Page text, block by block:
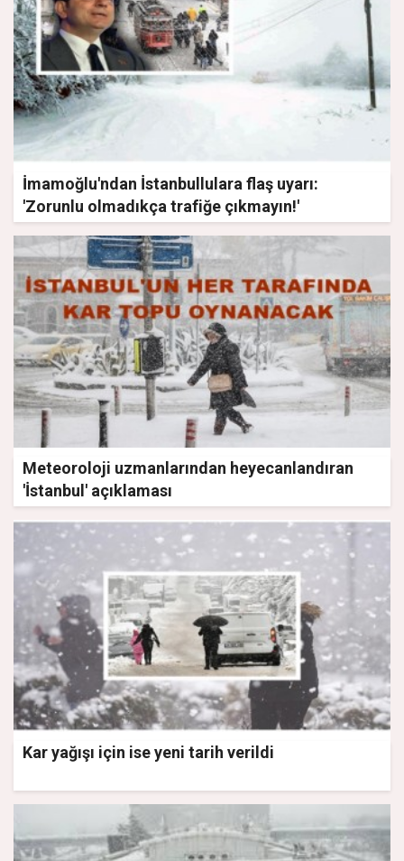
İmamoğlu'ndan İstanbullulara flaş uyarı:
'Zorunlu olmadıkça trafiğe çıkmayın!'
Meteoroloji uzmanlarından heyecanlandıran
'İstanbul' açıklaması
Kar yağışı için ise yeni tarih verildi